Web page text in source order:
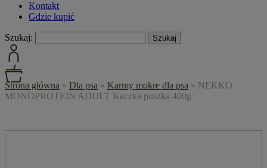
Kontakt
Gdzie kupić
Szukaj:
Strona główna » Dla psa » Karmy mokre dla psa » NEKKO
MONOPROTEIN ADULT Kaczka puszka 400g